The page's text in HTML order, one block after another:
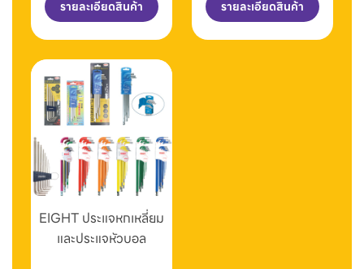
รายละเอียดสินค้า รายละเอียดสินค้า
EIGHT ประแจหกเหลี่ยม
และประแจหัวบอล